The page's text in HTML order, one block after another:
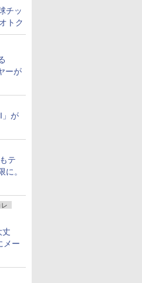
チッ
トク
ーが
」が
テ
に。
丈
メー